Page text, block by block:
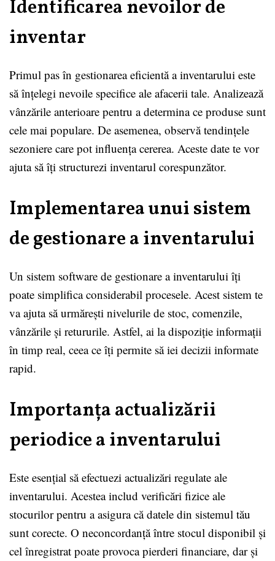
Identificarea nevoilor de
inventar
Primul pas în gestionarea eficientă a inventarului este
să înțelegi nevoile specifice ale afacerii tale. Analizează
vânzările anterioare pentru a determina ce produse sunt
cele mai populare. De asemenea, observă tendințele
sezoniere care pot influența cererea. Aceste date te vor
ajuta să îți structurezi inventarul corespunzător.
Implementarea unui sistem
de gestionare a inventarului
Un sistem software de gestionare a inventarului îți
poate simplifica considerabil procesele. Acest sistem te
va ajuta să urmărești nivelurile de stoc, comenzile,
vânzările și retururile. Astfel, ai la dispoziție informații
în timp real, ceea ce îți permite să iei decizii informate
rapid.
Importanța actualizării
periodice a inventarului
Este esențial să efectuezi actualizări regulate ale
inventarului. Acestea includ verificări fizice ale
stocurilor pentru a asigura că datele din sistemul tău
sunt corecte. O neconcordanță între stocul disponibil și
cel înregistrat poate provoca pierderi financiare, dar și